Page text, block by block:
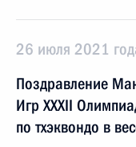
26 июля 2021
Поздравление
Игр XXXII
по тхэквондо в